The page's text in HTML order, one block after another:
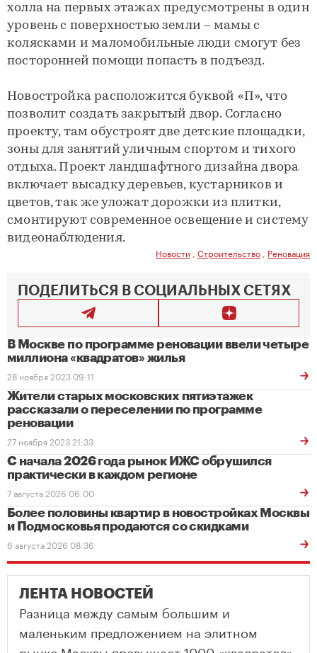
холла на первых этажах предусмотрены в один
уровень с поверхностью земли – мамы с
колясками и маломобильные люди смогут без
посторонней помощи попасть в подъезд.
Новостройка расположится буквой «П», что
позволит создать закрытый двор. Согласно
проекту, там обустроят две детские площадки,
зоны для занятий уличным спортом и тихого
отдыха. Проект ландшафтного дизайна двора
включает высадку деревьев, кустарников и
цветов, так же уложат дорожки из плитки,
смонтируют современное освещение и систему
видеонаблюдения.
Новости Строительство Реновация
ПОДЕЛИТЬСЯ В СОЦИАЛЬНЫХ СЕТЯХ
В Москве по программе реновации ввели четыре
миллиона «квадратов» жилья
28 ноября 2023 09:11
Жители старых московских пятиэтажек
рассказали о переселении по программе
реновации
27 ноября 2023 21:33
С начала 2026 года рынок ИЖС обрушился
практически в каждом регионе
7 августа 2026 06:00
Более половины квартир в новостройках Москвы
и Подмосковья продаются со скидками
6 августа 2026 08:36
ЛЕНТА НОВОСТЕЙ
Разница между самым большим и
маленьким предложением на элитном